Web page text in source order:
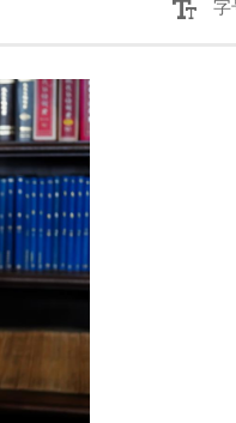
字